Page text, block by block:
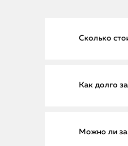
Сколько
Стоимость
СПб — 2 390
Как долго
Замена
Можно ли